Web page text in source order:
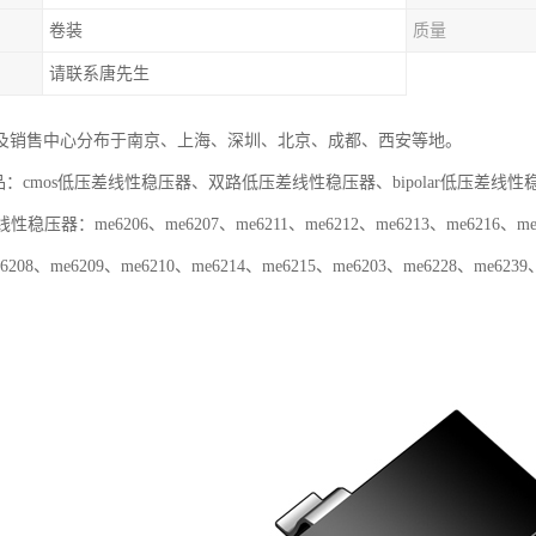
卷装 质量
请联系唐先生
销售中心分布于南京、上海、深圳、北京、成都、西安等地。
：cmos低压差线性稳压器、双路低压差线性稳压器、bipolar低压差线性
性稳压器：me6206、me6207、me6211、me6212、me6213、me6216、
、me6209、me6210、me6214、me6215、me6203、me6228、